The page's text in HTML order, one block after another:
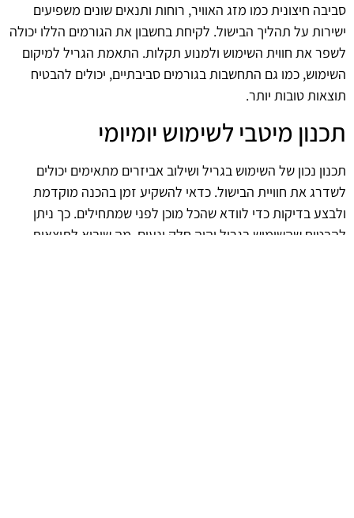
סביבה חיצונית כמו מזג האוויר, רוחות ותנאים שונים משפיעים
ישירות על תהליך הבישול. לקיחת בחשבון את הגורמים הללו יכולה
לשפר את חווית השימוש ולמנוע תקלות. התאמת הגריל למיקום
השימוש, כמו גם התחשבות בגורמים סביבתיים, יכולים להבטיח
תוצאות טובות יותר.
תכנון מיטבי לשימוש יומיומי
תכנון נכון של השימוש בגריל ושילוב אביזרים מתאימים יכולים
לשדרג את חוויית הבישול. כדאי להשקיע זמן בהכנה מוקדמת
ולבצע בדיקות כדי לוודא שהכל מוכן לפני שמתחילים. כך ניתן
להבטיח שהשימוש בגריל יהיה חלק ונעים, מה שיביא לתוצאות